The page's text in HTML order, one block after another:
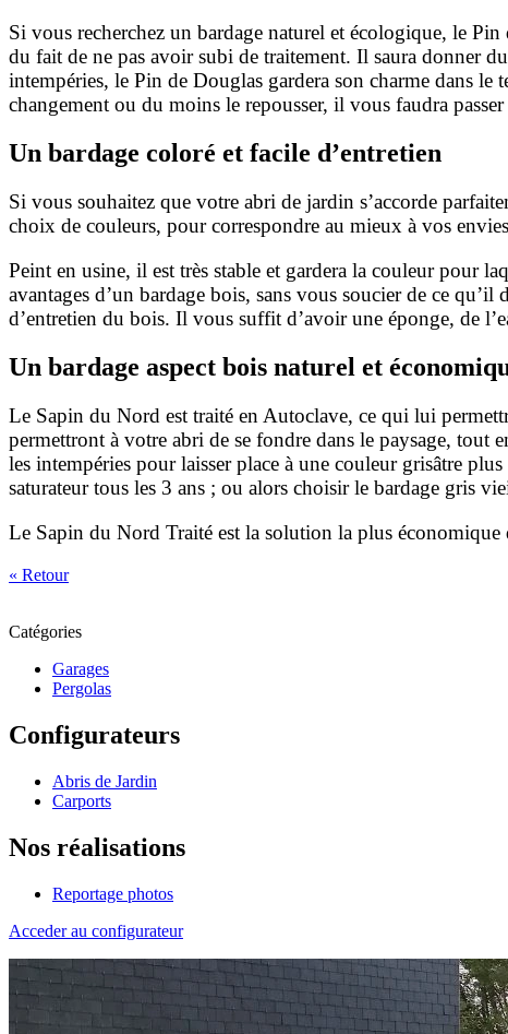
Si vous recherchez un bardage naturel et écologique, le
du fait de ne pas avoir subi de traitement. Il saura donner
intempéries, le Pin de Douglas gardera son charme dans le
changement ou du moins le repousser, il vous faudra passer
Un bardage coloré et facile d’entretien
Si vous souhaitez que votre abri de jardin s’accorde
choix de couleurs, pour correspondre au mieux à vos
Peint en usine, il est très stable et gardera la couleur pour
avantages d’un bardage bois, sans vous soucier de ce qu’il
d’entretien du bois. Il vous suffit d’avoir une éponge, de
Un bardage aspect bois naturel et
Le Sapin du Nord est traité en Autoclave, ce qui lui
permettront à votre abri de se fondre dans le paysage, tout
les intempéries pour laisser place à une couleur grisâtre
saturateur tous les 3 ans ; ou alors choisir le bardage gris
Le Sapin du Nord Traité est la solution la plus économique
« Retour
Catégories
Garages
Pergolas
Configurateurs
Abris de Jardin
Carports
Nos réalisations
Reportage photos
Acceder au configurateur